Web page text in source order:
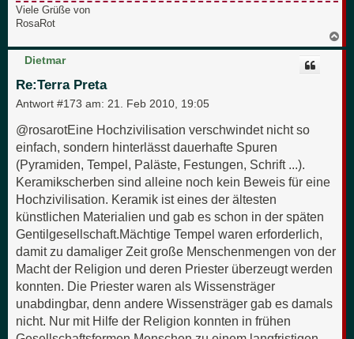
Viele Grüße von
RosaRot
a
Dietmar
Re:Terra Preta
Antwort #173 am: 21. Feb 2010, 19:05
@rosarotEine Hochzivilisation verschwindet nicht so
einfach, sondern hinterlässt dauerhafte Spuren
(Pyramiden, Tempel, Paläste, Festungen, Schrift ...).
Keramikscherben sind alleine noch kein Beweis für eine
Hochzivilisation. Keramik ist eines der ältesten
künstlichen Materialien und gab es schon in der späten
Gentilgesellschaft.Mächtige Tempel waren erforderlich,
damit zu damaliger Zeit große Menschenmengen von der
Macht der Religion und deren Priester überzeugt werden
konnten. Die Priester waren als Wissensträger
unabdingbar, denn andere Wissensträger gab es damals
nicht. Nur mit Hilfe der Religion konnten in frühen